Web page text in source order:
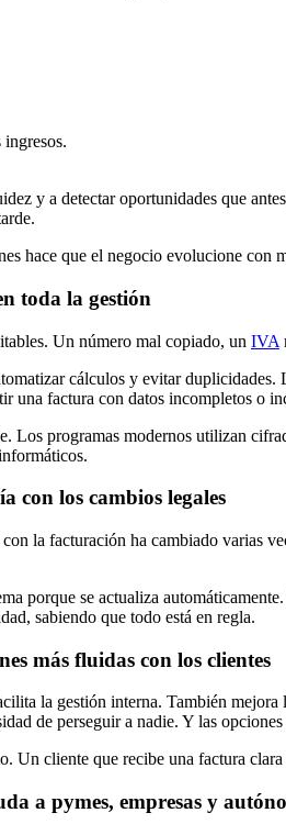
y a detectar oportunidades que
hace que el negocio evolucione con
toda la gestión
Un número mal copiado, un IVA
cálculos y evitar
una factura con datos incompletos o
Los programas modernos utilizan
con los cambios legales
la facturación ha cambiado varias
porque se actualiza
sabiendo que todo está en regla.
más fluidas con los clientes
la gestión interna. También
de perseguir a nadie. Y las
Un cliente que recibe una factura
a pymes, empresas y